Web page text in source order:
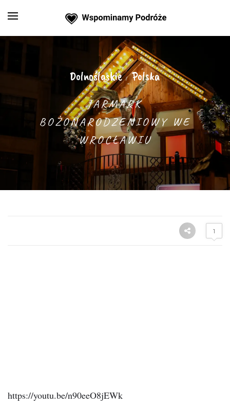
Dolnośląskie / Polska
JARMARK
BOŻONARODZENIOWY WE
WROCŁAWIU
1
https://youtu.be/n90eeO8jEWk